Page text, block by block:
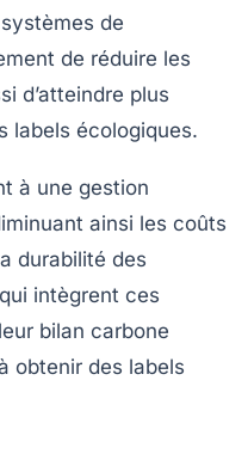
de
de réduire les
d’atteindre plus
labels écologiques.
à une gestion
ainsi les coûts
durabilité des
intègrent ces
bilan carbone
obtenir des labels